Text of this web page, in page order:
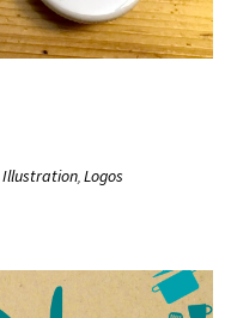
Illustration, Logos